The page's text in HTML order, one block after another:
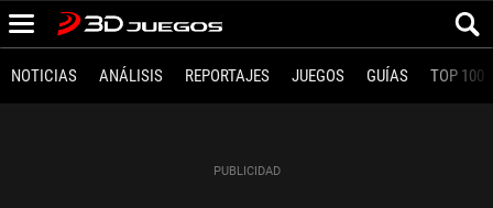
NOTICIAS ANÁLISIS REPORTAJES JUEGOS GUÍAS TOP 100